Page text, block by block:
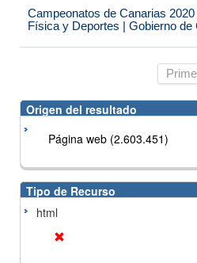
Campeonatos de Canarias
Física y Deportes | Gobierno de
Origen del resultado
Página web (2.603.451)
Tipo de Recurso
html